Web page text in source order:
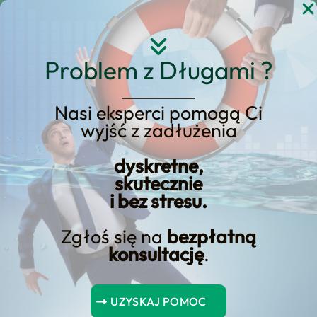
Problem z Długami ?
Nasi eksperci pomogą Ci
wyjść z zadłużenia
dyskretne,
skutecznie
i bez stresu.
Zgłoś się na bezpłatną
konsultację.
UZYSKAJ POMOC
Przejdź
Strona główna
Blog Kredyt123.pl
pożyczka hipoteczna
Pożyczka osobista na
mieszkanie: Kiedy jest
opłacalna i czy są jakieś
alternatywy?